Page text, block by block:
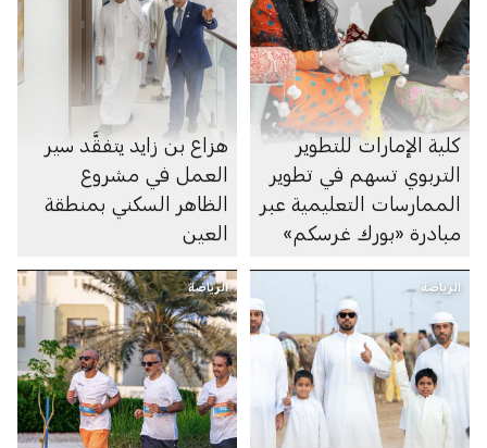
كلية الإمارات للتطوير
التربوي تسهم في تطوير
الممارسات التعليمية عبر
مبادرة «بورك غرسكم»
هزاع بن زايد يتفقَّد سير
العمل في مشروع
الظاهر السكني بمنطقة
العين
الرياضة الرياضة